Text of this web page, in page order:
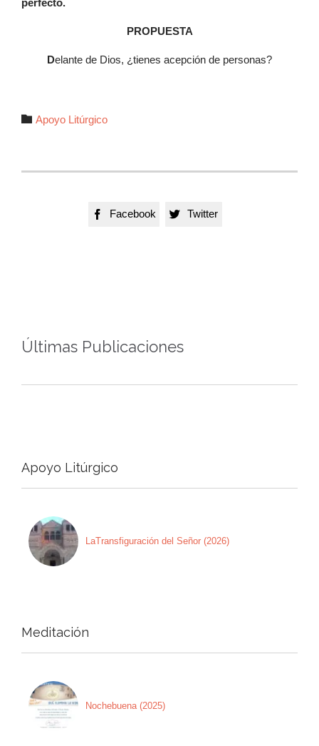
PROPUESTA
Delante de Dios, ¿tienes acepción de personas?
 Autor
Apoyo Litúrgico
 Facebook  Twitter
Últimas Publicaciones
Apoyo Litúrgico
LaTransfiguración del Señor (2026)
Meditación
Nochebuena (2025)